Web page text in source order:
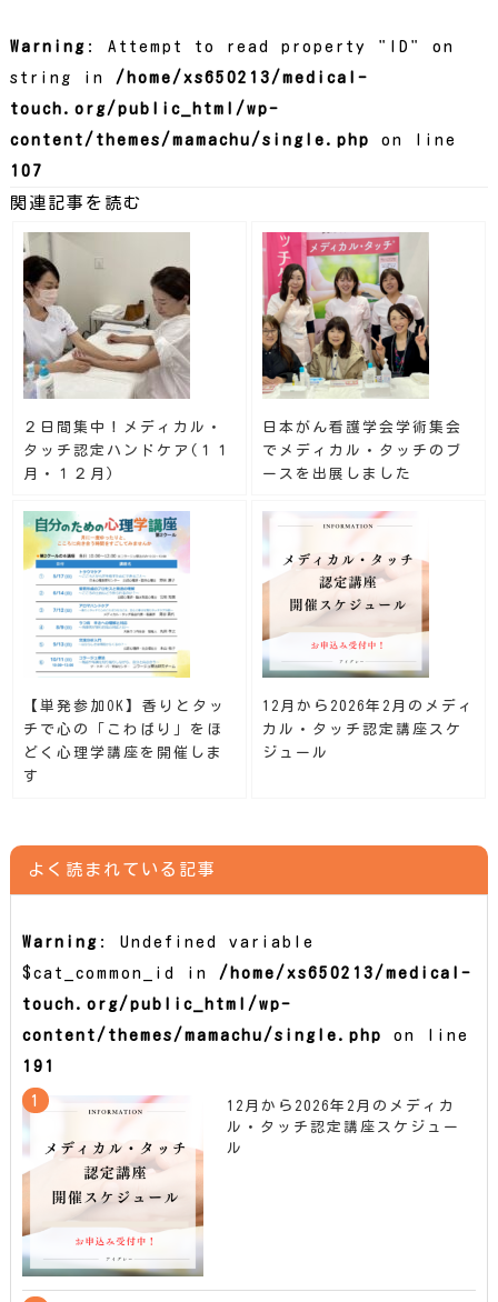
Warning : Attempt to read property "ID" on
string in /home/xs650213/medical-
touch.org/public_html/wp-
content/themes/mamachu/single.php
on line
107
関連記事を読む
２日間集中！メディカル・
タッチ認定ハンドケア(１１
月・１２月)
日本がん看護学会学術集会
でメディカル・タッチのブ
ースを出展しました
【単発参加OK】香りとタッ
チで心の「こわばり」をほ
どく心理学講座を開催しま
す
12月から2026年2月のメディ
カル・タッチ認定講座スケ
ジュール
よく読まれている記事
Warning : Undefined variable
$cat_common_id in /home/xs650213/medical-
touch.org/public_html/wp-
content/themes/mamachu/single.php
on line
191
12月から2026年2月のメディカ
ル・タッチ認定講座スケジュー
ル